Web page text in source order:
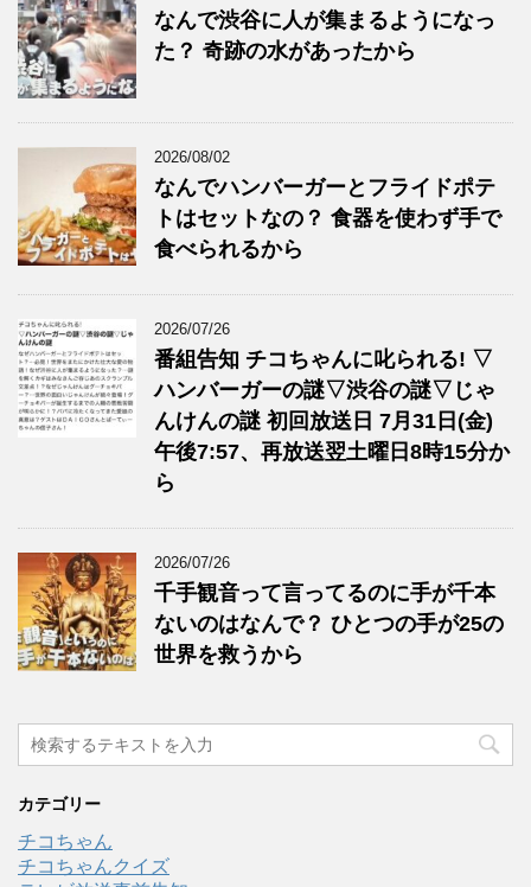
なんで渋谷に人が集まるようになっ
た？ 奇跡の水があったから
2026/08/02
なんでハンバーガーとフライドポテ
トはセットなの？ 食器を使わず手で
食べられるから
2026/07/26
番組告知 チコちゃんに叱られる! ▽
ハンバーガーの謎▽渋谷の謎▽じゃ
んけんの謎 初回放送日 7月31日(金)
午後7:57、再放送翌土曜日8時15分か
ら
2026/07/26
千手観音って言ってるのに手が千本
ないのはなんで？ ひとつの手が25の
世界を救うから
カテゴリー
チコちゃん
チコちゃんクイズ